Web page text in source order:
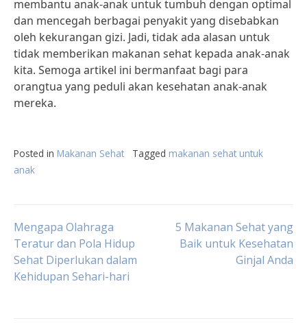
membantu anak-anak untuk tumbuh dengan optimal
dan mencegah berbagai penyakit yang disebabkan
oleh kekurangan gizi. Jadi, tidak ada alasan untuk
tidak memberikan makanan sehat kepada anak-anak
kita. Semoga artikel ini bermanfaat bagi para
orangtua yang peduli akan kesehatan anak-anak
mereka.
Posted in Makanan Sehat Tagged makanan sehat untuk
anak
Post
navigation
Mengapa Olahraga
Teratur dan Pola Hidup
Sehat Diperlukan dalam
Kehidupan Sehari-hari
5 Makanan Sehat yang
Baik untuk Kesehatan
Ginjal Anda